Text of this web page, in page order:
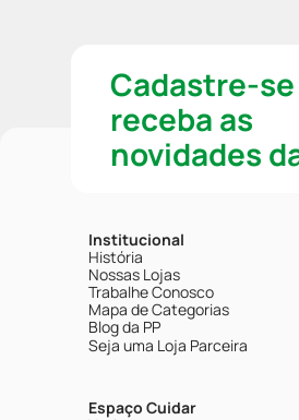
Cadastre-se
receba as
novidades
Institucional
História
Nossas Lojas
Trabalhe Conosco
Mapa de Categorias
Blog da PP
Seja uma Loja Parceira
Espaço Cuidar